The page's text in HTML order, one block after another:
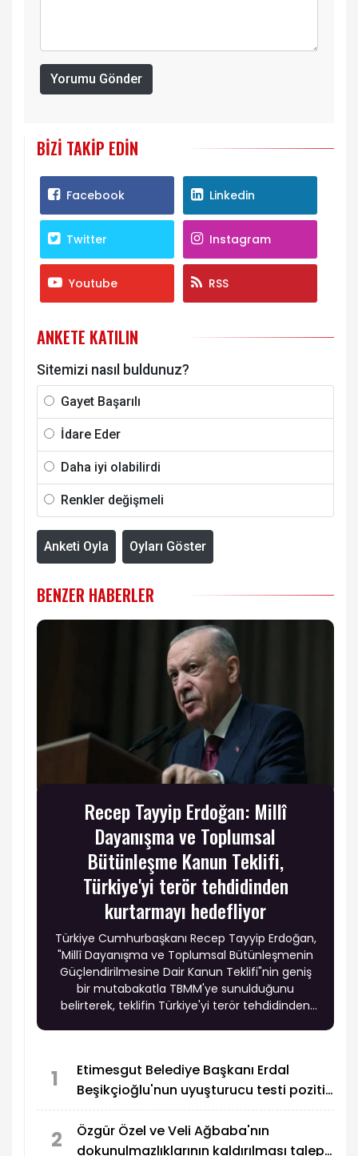
Yorumu Gönder
BIZI TAKIP EDIN
Facebook Linkedin
Twitter Instagram
Youtube RSS
ANKETE KATILIN
Sitemizi nasıl buldunuz?
Gayet Başarılı
İdare Eder
Daha iyi olabilirdi
Renkler değişmeli
Anketi Oyla Oyları Göster
BENZER HABERLER
Recep Tayyip Erdoğan: Millî
Dayanışma ve Toplumsal
Bütünleşme Kanun Teklifi,
Türkiye'yi terör tehdidinden
kurtarmayı hedefliyor
Türkiye Cumhurbaşkanı Recep Tayyip Erdoğan,
"Millî Dayanışma ve Toplumsal Bütünleşmenin
Güçlendirilmesine Dair Kanun Teklifi"nin geniş
bir mutabakatla TBMM'ye sunulduğunu
belirterek, teklifin Türkiye'yi terör tehdidinden
1
Etimesgut Belediye Başkanı Erdal
Beşikçioğlu'nun uyuşturucu testi pozitif
2
Özgür Özel ve Veli Ağbaba'nın
dokunulmazlıklarının kaldırılması talep